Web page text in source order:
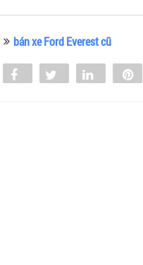
bán xe Ford Everest cũ
Share Share Tweet Share